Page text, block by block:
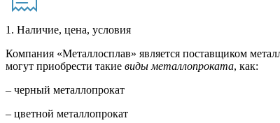
1. Наличие, цена, условия
Компания «Металлосплав» является поставщиком
могут приобрести такие виды металлопроката, как:
– черный металлопрокат
– цветной металлопрокат